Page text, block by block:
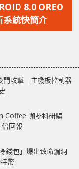
一
篇
文
8.0 OREO
系統快簡介
門攻擊 主機板控制器
Coffee 咖啡科研騙
回報
錢包」爆出致命漏洞
幣